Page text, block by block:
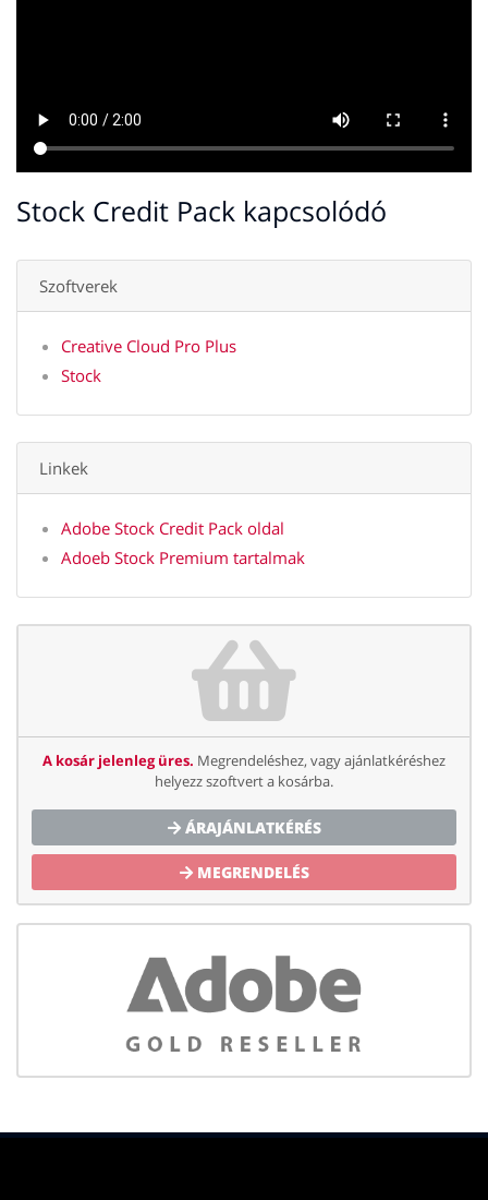
Stock Credit Pack kapcsolódó
Szoftverek
Creative Cloud Pro Plus
Stock
Linkek
Adobe Stock Credit Pack oldal
Adoeb Stock Premium tartalmak
A kosár jelenleg üres. Megrendeléshez, vagy ajánlatkéréshez
helyezz szoftvert a kosárba.
ÁRAJÁNLATKÉRÉS
MEGRENDELÉS